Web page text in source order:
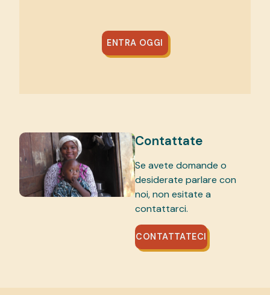
ENTRA OGGI
Contattate
Se avete domande o
desiderate parlare con
noi, non esitate a
contattarci.
CONTATTATECI